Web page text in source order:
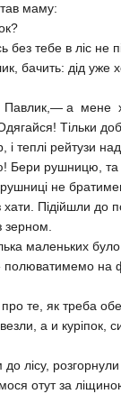
маму:
тебе в ліс не
бачить: дід уже
а мене
Тільки
і теплі рейтузи
Бери рушницю, та
не
Підійшли до
маленьких
на
про те, як треба
а и куріпок,
до лісу,
отут за